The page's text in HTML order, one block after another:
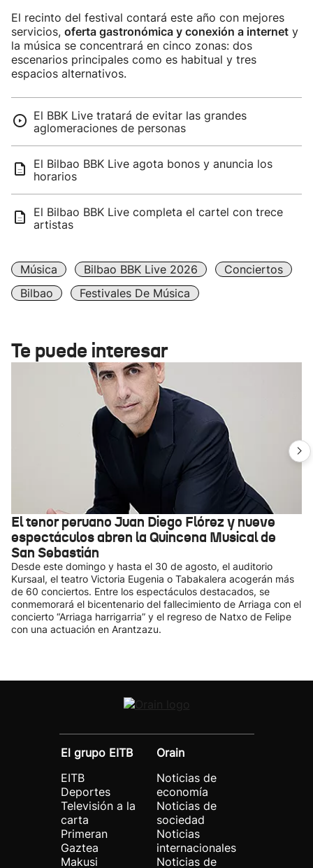
El recinto del festival contará este año con mejores
servicios, oferta gastronómica y conexión a internet y
la música se concentrará en cinco zonas: dos
escenarios principales como es habitual y tres
espacios alternativos.
El BBK Live tratará de evitar las grandes
aglomeraciones de personas
El Bilbao BBK Live agota bonos y anuncia los
horarios
El Bilbao BBK Live completa el cartel con trece
artistas
Música Bilbao BBK Live 2026
Conciertos
Bilbao
Festivales De Música
Te puede interesar
El tenor peruano Juan Diego Flórez y nueve
espectáculos abren la Quincena Musical de
San Sebastián
Desde este domingo y hasta el 30 de agosto, el auditorio
Kursaal, el teatro Victoria Eugenia o Tabakalera acogerán más
de 60 conciertos. Entre los espectáculos destacados, se
conmemorará el bicentenario del fallecimiento de Arriaga con el
concierto “Arriaga harrigarria” y el regreso de Natxo de Felipe
con una actuación en Arantzazu.
El grupo EITB
EITB
Deportes
Televisión a la
carta
Primeran
Gaztea
Makusi
Orain
Noticias de
economía
Noticias de
sociedad
Noticias
internacionales
Noticias de